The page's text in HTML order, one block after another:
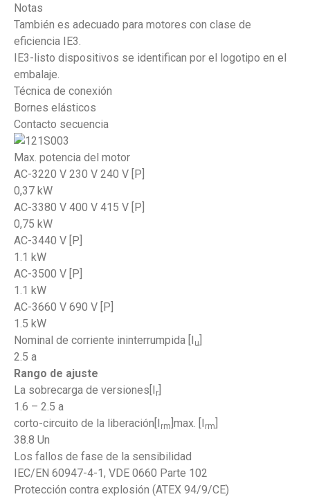
Notas
También es adecuado para motores con clase de
eficiencia IE3.
IE3-listo dispositivos se identifican por el logotipo en el
embalaje.
Técnica de conexión
Bornes elásticos
Contacto secuencia
Max. potencia del motor
AC-3220 V 230 V 240 V [P]
0,37 kW
AC-3380 V 400 V 415 V [P]
0,75 kW
AC-3440 V [P]
1.1 kW
AC-3500 V [P]
1.1 kW
AC-3660 V 690 V [P]
1.5 kW
Nominal de corriente ininterrumpida [I
u
2.5 a
Rango de ajuste
La sobrecarga de versiones
r
1.6 – 2.5 a
corto-circuito de la liberación
rm ]max. [I rm
38.8 Un
Los fallos de fase de la sensibilidad
IEC/EN 60947-4-1, VDE 0660 Parte 102
Protección contra explosión (ATEX 94/9/CE)